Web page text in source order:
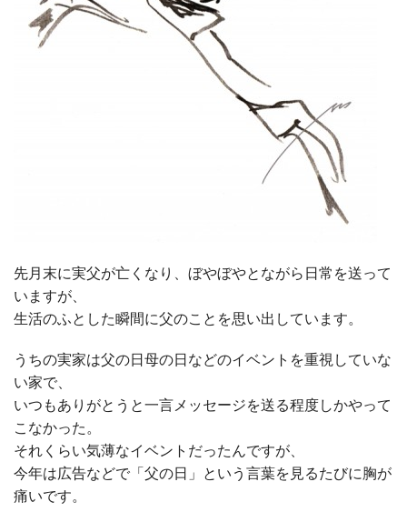
先月末に実父が亡くなり、ぼやぼやとながら日常を送って
いますが、
生活のふとした瞬間に父のことを思い出しています。
うちの実家は父の日母の日などのイベントを重視していな
い家で、
いつもありがとうと一言メッセージを送る程度しかやって
こなかった。
それくらい気薄なイベントだったんですが、
今年は広告などで「父の日」という言葉を見るたびに胸が
痛いです。